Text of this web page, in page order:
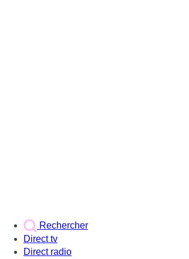
Rechercher
Direct tv
Direct radio